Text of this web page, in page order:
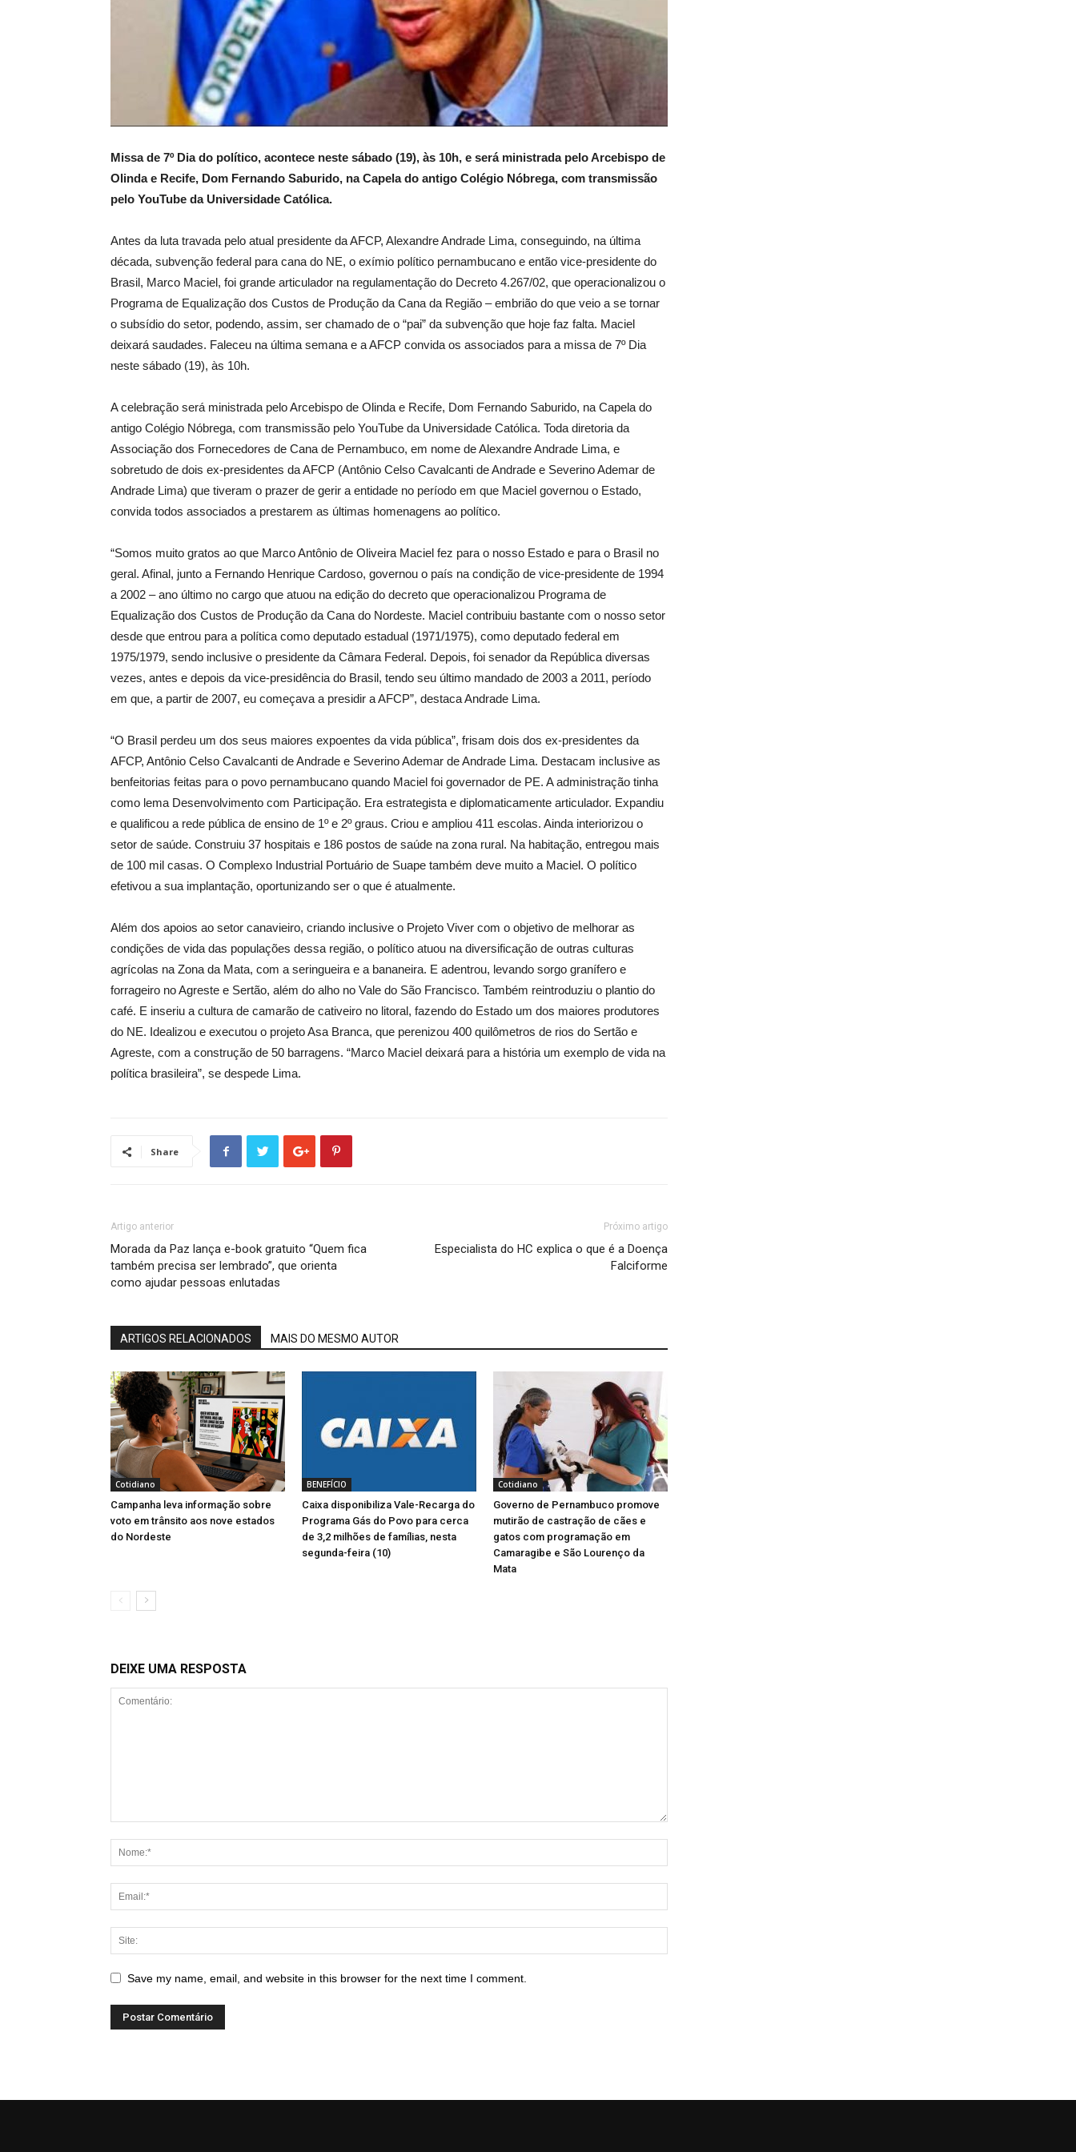
Missa de 7º Dia do político, acontece neste sábado (19), às 10h, e será ministrada pelo Arcebispo de
Olinda e Recife, Dom Fernando Saburido, na Capela do antigo Colégio Nóbrega, com transmissão
pelo YouTube da Universidade Católica.
Antes da luta travada pelo atual presidente da AFCP, Alexandre Andrade Lima, conseguindo, na última
década, subvenção federal para cana do NE, o exímio político pernambucano e então vice-presidente do
Brasil, Marco Maciel, foi grande articulador na regulamentação do Decreto 4.267/02, que operacionalizou o
Programa de Equalização dos Custos de Produção da Cana da Região – embrião do que veio a se tornar
o subsídio do setor, podendo, assim, ser chamado de o “pai” da subvenção que hoje faz falta. Maciel
deixará saudades. Faleceu na última semana e a AFCP convida os associados para a missa de 7º Dia
neste sábado (19), às 10h.
A celebração será ministrada pelo Arcebispo de Olinda e Recife, Dom Fernando Saburido, na Capela do
antigo Colégio Nóbrega, com transmissão pelo YouTube da Universidade Católica. Toda diretoria da
Associação dos Fornecedores de Cana de Pernambuco, em nome de Alexandre Andrade Lima, e
sobretudo de dois ex-presidentes da AFCP (Antônio Celso Cavalcanti de Andrade e Severino Ademar de
Andrade Lima) que tiveram o prazer de gerir a entidade no período em que Maciel governou o Estado,
convida todos associados a prestarem as últimas homenagens ao político.
“Somos muito gratos ao que Marco Antônio de Oliveira Maciel fez para o nosso Estado e para o Brasil no
geral. Afinal, junto a Fernando Henrique Cardoso, governou o país na condição de vice-presidente de 1994
a 2002 – ano último no cargo que atuou na edição do decreto que operacionalizou Programa de
Equalização dos Custos de Produção da Cana do Nordeste. Maciel contribuiu bastante com o nosso setor
desde que entrou para a política como deputado estadual (1971/1975), como deputado federal em
1975/1979, sendo inclusive o presidente da Câmara Federal. Depois, foi senador da República diversas
vezes, antes e depois da vice-presidência do Brasil, tendo seu último mandado de 2003 a 2011, período
em que, a partir de 2007, eu começava a presidir a AFCP”, destaca Andrade Lima.
“O Brasil perdeu um dos seus maiores expoentes da vida pública”, frisam dois dos ex-presidentes da
AFCP, Antônio Celso Cavalcanti de Andrade e Severino Ademar de Andrade Lima. Destacam inclusive as
benfeitorias feitas para o povo pernambucano quando Maciel foi governador de PE. A administração tinha
como lema Desenvolvimento com Participação. Era estrategista e diplomaticamente articulador. Expandiu
e qualificou a rede pública de ensino de 1º e 2º graus. Criou e ampliou 411 escolas. Ainda interiorizou o
setor de saúde. Construiu 37 hospitais e 186 postos de saúde na zona rural. Na habitação, entregou mais
de 100 mil casas. O Complexo Industrial Portuário de Suape também deve muito a Maciel. O político
efetivou a sua implantação, oportunizando ser o que é atualmente.
Além dos apoios ao setor canavieiro, criando inclusive o Projeto Viver com o objetivo de melhorar as
condições de vida das populações dessa região, o político atuou na diversificação de outras culturas
agrícolas na Zona da Mata, com a seringueira e a bananeira. E adentrou, levando sorgo granífero e
forrageiro no Agreste e Sertão, além do alho no Vale do São Francisco. Também reintroduziu o plantio do
café. E inseriu a cultura de camarão de cativeiro no litoral, fazendo do Estado um dos maiores produtores
do NE. Idealizou e executou o projeto Asa Branca, que perenizou 400 quilômetros de rios do Sertão e
Agreste, com a construção de 50 barragens. “Marco Maciel deixará para a história um exemplo de vida na
política brasileira”, se despede Lima.
Share
Artigo anterior
Morada da Paz lança e-book gratuito “Quem fica
também precisa ser lembrado”, que orienta
como ajudar pessoas enlutadas
Próximo artigo
Especialista do HC explica o que é a Doença
Falciforme
ARTIGOS RELACIONADOS MAIS DO MESMO AUTOR
Cotidiano
Campanha leva informação sobre
voto em trânsito aos nove estados
do Nordeste
BENEFÍCIO
Caixa disponibiliza Vale-Recarga do
Programa Gás do Povo para cerca
de 3,2 milhões de famílias, nesta
segunda-feira (10)
Cotidiano
Governo de Pernambuco promove
mutirão de castração de cães e
gatos com programação em
Camaragibe e São Lourenço da
Mata
DEIXE UMA RESPOSTA
Save my name, email, and website in this browser for the next time I comment.